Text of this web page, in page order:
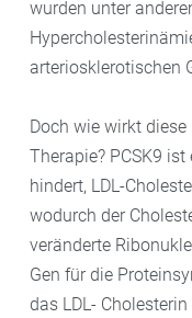
wurden unter
arteriosklerotischen
Doch wie wirkt
Therapie? PCSK9
hindert, LDL-
wodurch der
veränderte
Gen für die
das LDL-